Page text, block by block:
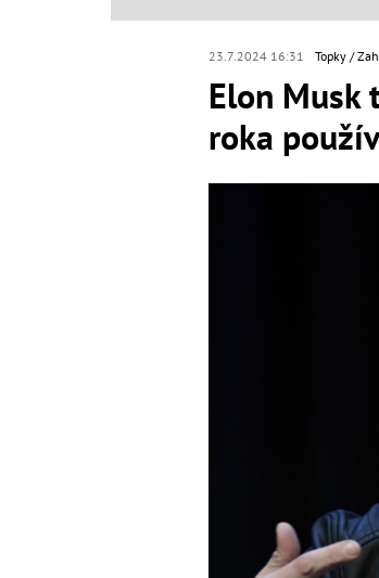
23.7.2024 16:31 Topky
Elon Musk
roka